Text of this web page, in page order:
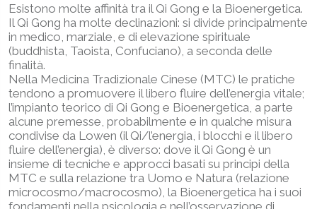
Esistono molte affinità tra il Qi Gong e la Bioenergetica.
Il Qi Gong ha molte declinazioni: si divide principalmente
in medico, marziale, e di elevazione spirituale
(buddhista, Taoista, Confuciano), a seconda delle
finalità.
Nella Medicina Tradizionale Cinese (MTC) le pratiche
tendono a promuovere il libero fluire dell’energia vitale;
l’impianto teorico di Qi Gong e Bioenergetica, a parte
alcune premesse, probabilmente e in qualche misura
condivise da Lowen (il Qi/l’energia, i blocchi e il libero
fluire dell’energia), è diverso: dove il Qi Gong è un
insieme di tecniche e approcci basati su principi della
MTC e sulla relazione tra Uomo e Natura (relazione
microcosmo/macrocosmo), la Bioenergetica ha i suoi
fondamenti nella psicologia e nell’osservazione di